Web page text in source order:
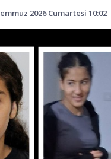
2026 Cumartesi 10:02